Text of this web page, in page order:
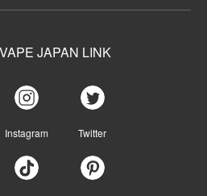
JAPAN LINK
Instagram Twitter